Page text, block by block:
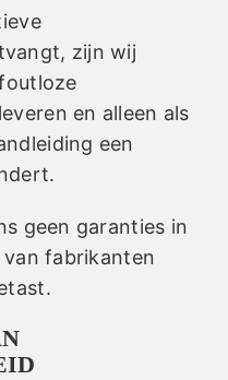
zijn wij
en alleen als
een
geen garanties in
van fabrikanten